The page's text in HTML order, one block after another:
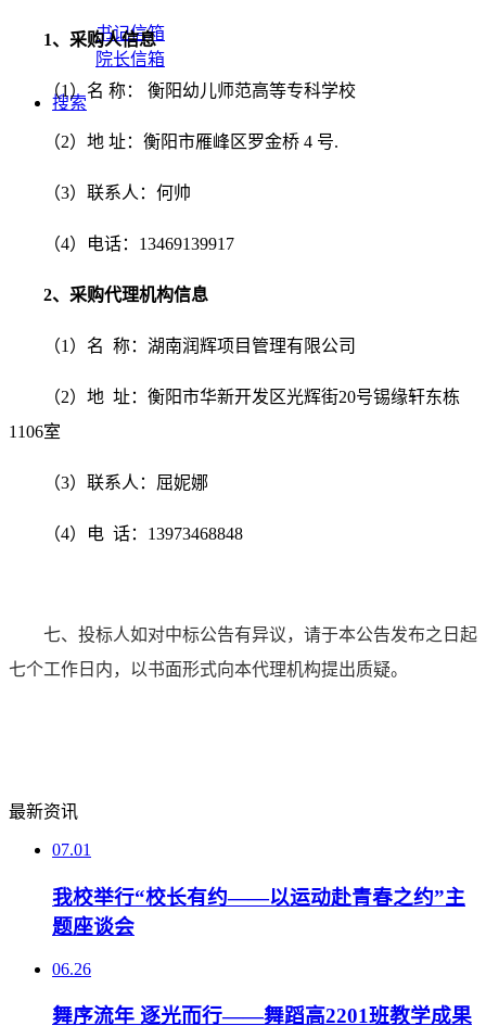
书记信箱
院长信箱
搜索
1、采购人信息
（1）名 称： 衡阳幼儿师范高等专科学校
（2）地 址：衡阳市雁峰区罗金桥 4 号.
（3）联系人：何帅
（4）电话：13469139917
2、采购代理机构信息
（1）名 称： 湖南润辉项目管理有限公司
（2）地 址： 衡阳市华新开发区光辉街20号锡缘轩东栋
1106室
（3）联系人：屈妮娜
（4）电 话：13973468848
七、投标人如对中标公告有异议，请于本公告发布之日起
七个工作日内，以书面形式向本代理机构提出质疑。
最新资讯
07.01
我校举行“校长有约——以运动赴青春之约”主
题座谈会
06.26
舞序流年 逐光而行——舞蹈高2201班教学成果